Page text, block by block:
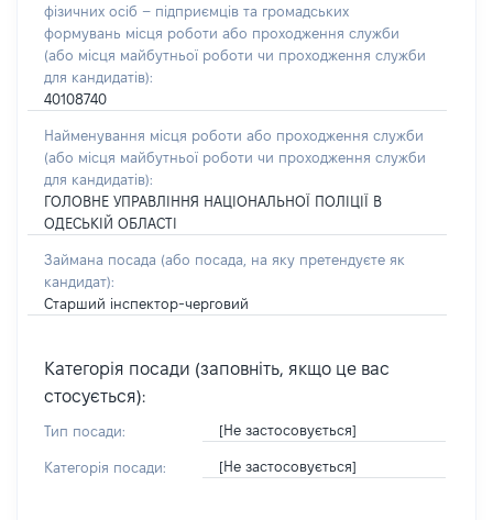
фізичних осіб – підприємців та громадських
формувань місця роботи або проходження служби
(або місця майбутньої роботи чи проходження служби
для кандидатів):
40108740
Найменування місця роботи або проходження служби
(або місця майбутньої роботи чи проходження служби
для кандидатів):
ГОЛОВНЕ УПРАВЛІННЯ НАЦІОНАЛЬНОЇ ПОЛІЦІЇ В
ОДЕСЬКІЙ ОБЛАСТІ
Займана посада (або посада, на яку претендуєте як
кандидат):
Старший інспектор-черговий
Категорія посади (заповніть, якщо це вас
стосується):
Тип посади: [Не застосовується]
Категорія посади: [Не застосовується]